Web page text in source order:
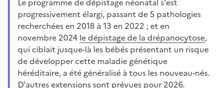
progressivement élargi, passant de 5 pathologies
recherchées en 2018 à 13 en 2022 ; et en
novembre 2024 le dépistage de la drépanocytose,
qui ciblait jusque-là les bébés présentant un risque
de développer cette maladie génétique
héréditaire, a été généralisé à tous les nouveau-nés.
D'autres extensions sont prévues pour 2026.